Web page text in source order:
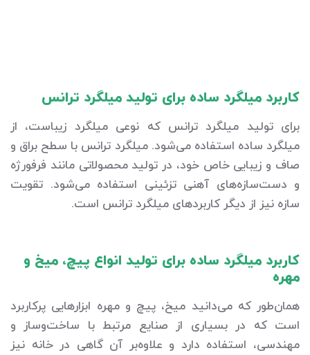
کاربرد میلگرد ساده برای تولید میلگرد ترانس
برای تولید میلگرد ترانس که نوعی میلگرد زیباست، از
میلگرد ساده استفاده می‌شود. میلگرد ترانس با سطح براق و
صاف و زیبایی خاص خود، در تولید محصولاتی مانند فرفورژه
و دست‌سازه‌های آهنی تزئینی استفاده می‌شود. تقویت
سازه نیز از دیگر کاربردهای میلگرد ترانس است.
کاربرد میلگرد ساده برای تولید انواع پیچ، میخ و
مهره
همان‌طور که می‌دانید میخ، پیچ و مهره ابزارهایی پرکاربرد
است که در بسیاری از صنایع مرتبط با ساخت‌وساز و
مهندسی، استفاده دارد و علاوه‌بر آن گاهی در خانه نیز